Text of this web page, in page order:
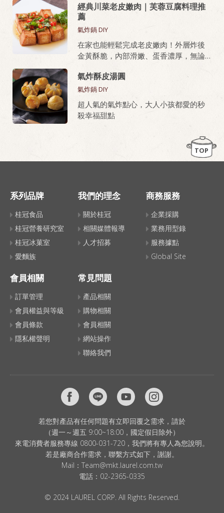
經典川菜老皮嫩肉｜芙蓉豆腐料理推
薦
氣炸鍋 DIY
在家也能輕鬆完成老皮嫩肉！外層炸後
金黃酥脆，內部滑嫩、蛋香濃厚，無論
廳級美味。
桂冠芙蓉豆腐，就是做老皮嫩肉的秘密
武器！
氣炸酥皮湯圓
氣炸鍋 DIY
超人氣的氣炸點心，大人小孩都愛的秒
殺幸福甜點
TOP
系列品牌
桂冠食品
桂冠營養研究室
桂冠冰菓室
愛麵族
我們的理念
關於桂冠
相關媒體報導
人才招募
商務服務
企業採購
業務用型錄
服務據點
Global Site
會員相關
訂單管理
會員權益與等級
會員條款
隱私權聲明
常見問題
產品相關
購物相關
會員相關
網站操作
聯絡我們
若您對產品有任何問題有立即回覆之需求，請於
（週一～週五 9:00~18:00，國定假日除外）
來電消費者服務專線 0800-031-720，我們將有專人為您說明。
若是廠商合作需求，聯繫方式如下，謝謝。
Mail： Team@mkt.laurel.com.tw
電話： 02-2365-0335
© 2024 LAUREL CORP. All Rights Reserved.